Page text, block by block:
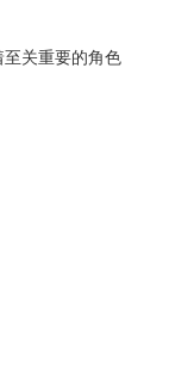
关重要的角色